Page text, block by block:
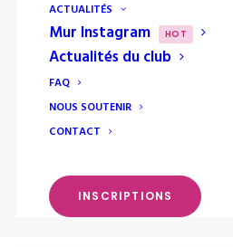
ACTUALITÉS
Mur Instagram HOT
Actualités du club
FAQ
NOUS SOUTENIR
CONTACT
INSCRIPTIONS
équipe